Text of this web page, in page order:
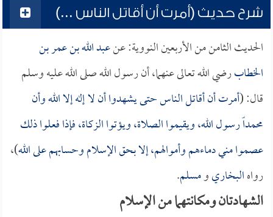
شرح حديث (أمرت أن أقاتل الناس ...)
الحديث الثامن من الأربعين النووية: عنعبد الله بن عمر بن
الخطابرضي الله تعالى عنهما، أن رسول الله صلى الله عليه وسلم
قال: (أمرت أن أقاتل الناس حتى يشهدوا أن لا إله إلا الله وأن
محمداً رسول الله، ويقيموا الصلاة، ويؤتوا الزكاة، فإذا فعلوا ذلك
عصموا مني دماءهم وأموالهم، إلا بحق الإسلام وحسابهم على الله)،
رواهالبخاريومسلم.
الشهادتان ومكانتهما من الإسلام